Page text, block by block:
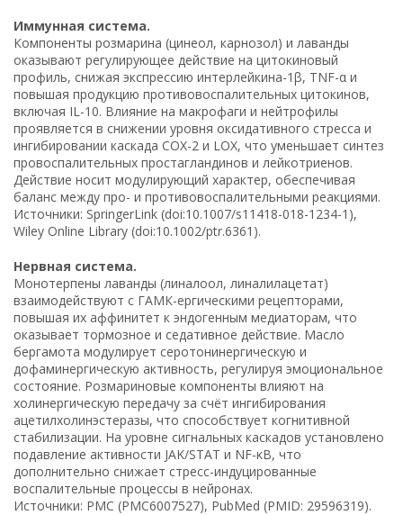
Иммунная система.
Компоненты розмарина (цинеол, карнозол) и лаванды
оказывают регулирующее действие на цитокиновый
профиль, снижая экспрессию интерлейкина-1β, TNF-α и
повышая продукцию противовоспалительных цитокинов,
включая IL-10. Влияние на макрофаги и нейтрофилы
проявляется в снижении уровня оксидативного стресса и
ингибировании каскада COX-2 и LOX, что уменьшает синтез
провоспалительных простагландинов и лейкотриенов.
Действие носит модулирующий характер, обеспечивая
баланс между про- и противовоспалительными реакциями.
Источники: SpringerLink (doi:10.1007/s11418-018-1234-1),
Wiley Online Library (doi:10.1002/ptr.6361).
Нервная система.
Монотерпены лаванды (линалоол, линалилацетат)
взаимодействуют с ГАМК-ергическими рецепторами,
повышая их аффинитет к эндогенным медиаторам, что
оказывает тормозное и седативное действие. Масло
бергамота модулирует серотонинергическую и
дофаминергическую активность, регулируя эмоциональное
состояние. Розмариновые компоненты влияют на
холинергическую передачу за счёт ингибирования
ацетилхолинэстеразы, что способствует когнитивной
стабилизации. На уровне сигнальных каскадов установлено
подавление активности JAK/STAT и NF-κB, что
дополнительно снижает стресс-индуцированные
воспалительные процессы в нейронах.
Источники: PMC (PMC6007527), PubMed (PMID: 29596319).